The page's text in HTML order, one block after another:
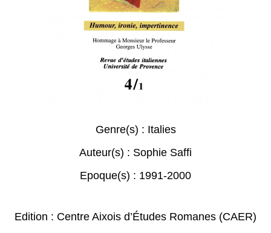
Genre(s) : Italies
Auteur(s) : Sophie Saffi
Epoque(s) : 1991-2000
Edition : Centre Aixois d’Études Romanes (CAER)